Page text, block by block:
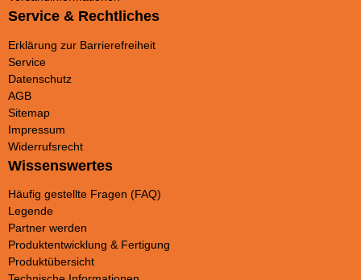
Service & Rechtliches
Erklärung zur Barrierefreiheit
Service
Datenschutz
AGB
Sitemap
Impressum
Widerrufsrecht
Wissenswertes
Häufig gestellte Fragen (FAQ)
Legende
Partner werden
Produktentwicklung & Fertigung
Produktübersicht